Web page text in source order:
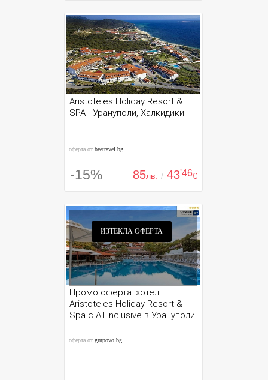
Aristoteles Holiday Resort &
SPA - Урануполи, Халкидики
оферта отbeetravel.bg
-15% 85лв. / 43'46€
ИЗТЕКЛА ОФЕРТА
Промо оферта: хотел
Aristoteles Holiday Resort &
Spa с All Inclusive в Урануполи
оферта отgrupovo.bg